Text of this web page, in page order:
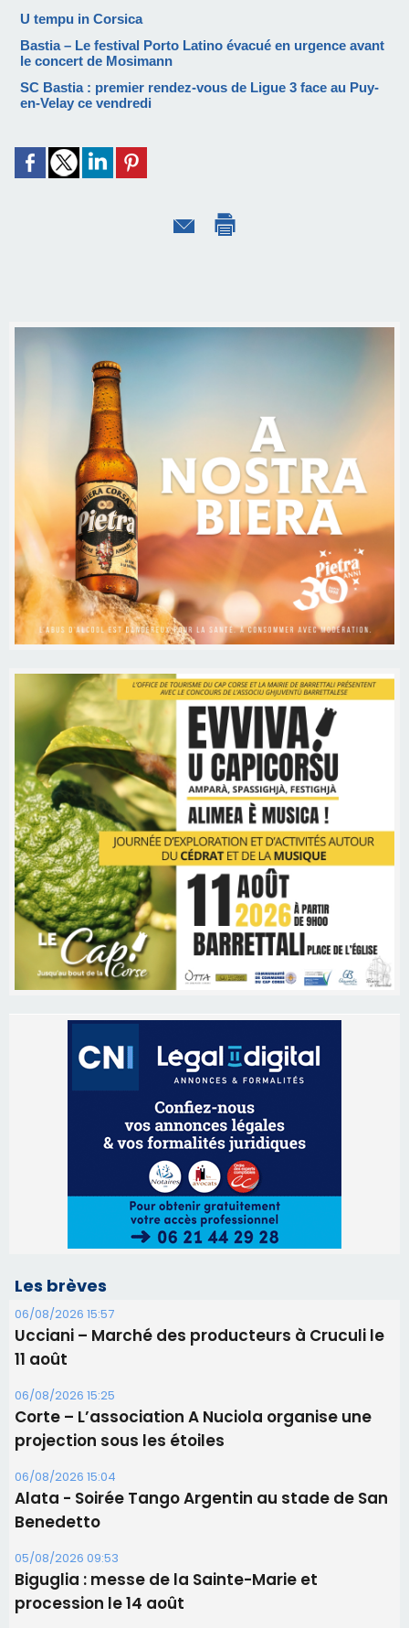
U tempu in Corsica
Bastia – Le festival Porto Latino évacué en urgence avant
le concert de Mosimann
SC Bastia : premier rendez-vous de Ligue 3 face au Puy-
en-Velay ce vendredi
Les brèves
06/08/2026 15:57
Ucciani – Marché des producteurs à Cruculi le
11 août
06/08/2026 15:25
Corte – L’association A Nuciola organise une
projection sous les étoiles
06/08/2026 15:04
Alata - Soirée Tango Argentin au stade de San
Benedetto
05/08/2026 09:53
Biguglia : messe de la Sainte-Marie et
procession le 14 août